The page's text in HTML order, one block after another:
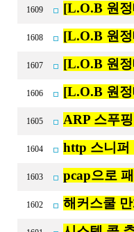
1609 [L.O.B 원
1608 [L.O.B 원
1607 [L.O.B 원
1606 [L.O.B 원
1605 ARP 스푸
1604 http 스니퍼
1603 pcap으로
1602 해커스쿨